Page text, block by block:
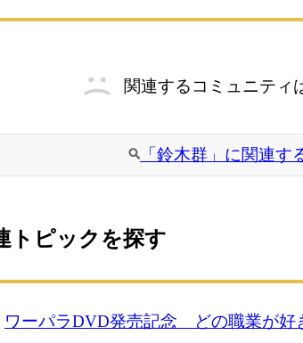
関連するコミュニティ
「鈴木群」に関連
トピックを探す
ワーパラDVD発売記念 どの職業が好